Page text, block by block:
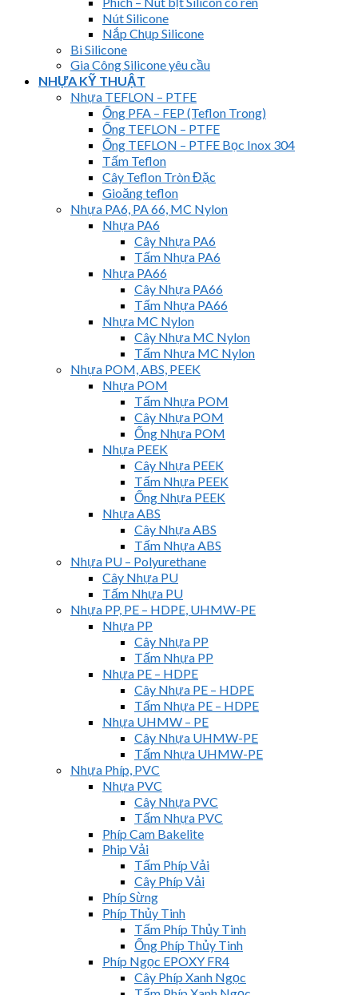
Nút Silicone
Nắp Chụp Silicone
Bi Silicone
Gia Công Silicone yêu cầu
NHỰA KỸ THUẬT
Nhựa TEFLON – PTFE
Ống PFA – FEP (Teflon Trong)
Ống TEFLON – PTFE
Ống TEFLON – PTFE Bọc Inox 304
Tấm Teflon
Cây Teflon Tròn Đặc
Gioăng teflon
Nhựa PA6, PA 66, MC Nylon
Nhựa PA6
Cây Nhựa PA6
Tấm Nhựa PA6
Nhựa PA66
Cây Nhựa PA66
Tấm Nhựa PA66
Nhựa MC Nylon
Cây Nhựa MC Nylon
Tấm Nhựa MC Nylon
Nhựa POM, ABS, PEEK
Nhựa POM
Tấm Nhựa POM
Cây Nhựa POM
Ống Nhựa POM
Nhựa PEEK
Cây Nhựa PEEK
Tấm Nhựa PEEK
Ống Nhựa PEEK
Nhựa ABS
Cây Nhựa ABS
Tấm Nhựa ABS
Nhựa PU – Polyurethane
Cây Nhựa PU
Tấm Nhựa PU
Nhựa PP, PE – HDPE, UHMW-PE
Nhựa PP
Cây Nhựa PP
Tấm Nhựa PP
Nhựa PE – HDPE
Cây Nhựa PE – HDPE
Tấm Nhựa PE – HDPE
Nhựa UHMW – PE
Cây Nhựa UHMW-PE
Tấm Nhựa UHMW-PE
Nhựa Phíp, PVC
Nhựa PVC
Cây Nhựa PVC
Tấm Nhựa PVC
Phíp Cam Bakelite
Phip Vải
Tấm Phíp Vải
Cây Phíp Vải
Phíp Sừng
Phíp Thủy Tinh
Tấm Phíp Thủy Tinh
Ống Phíp Thủy Tinh
Phíp Ngọc EPOXY FR4
Cây Phíp Xanh Ngọc